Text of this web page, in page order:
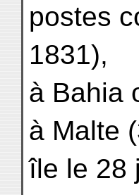
postes
1831),
à Bahia
à Malte
île le 28